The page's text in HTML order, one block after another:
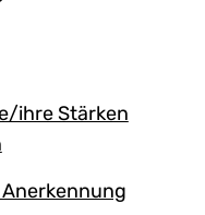
ihre Stärken